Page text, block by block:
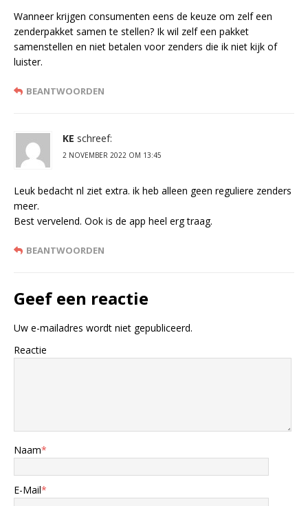
Wanneer krijgen consumenten eens de keuze om zelf een
zenderpakket samen te stellen? Ik wil zelf een pakket
samenstellen en niet betalen voor zenders die ik niet kijk of
luister.
BEANTWOORDEN
KE schreef:
2 NOVEMBER 2022 OM 13:45
Leuk bedacht nl ziet extra. ik heb alleen geen reguliere zenders
meer.
Best vervelend. Ook is de app heel erg traag.
BEANTWOORDEN
Geef een reactie
Uw e-mailadres wordt niet gepubliceerd.
Reactie
Naam*
E-Mail*